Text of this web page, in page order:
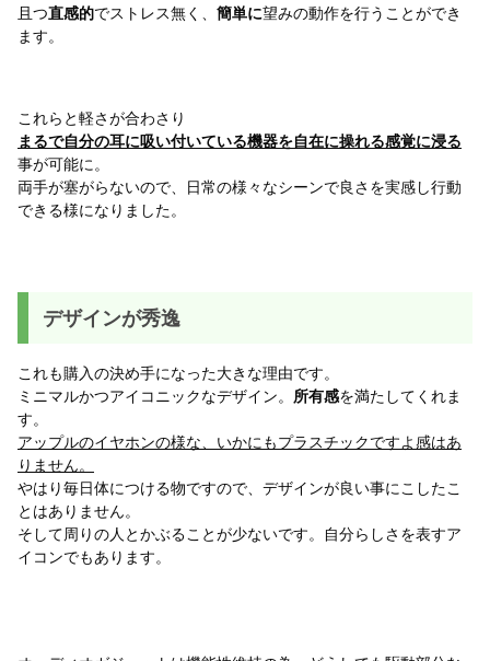
且つ直感的でストレス無く、 簡単に望みの動作を行うことができ
ます。
これらと軽さが合わさり
まるで自分の耳に吸い付いている機器を自在に操れる感覚に浸る
事が可能に。
両手が塞がらないので、日常の様々なシーンで良さを実感し行動
できる様になりました。
デザインが秀逸
これも購入の決め手になった大きな理由です。
ミニマルかつアイコニックなデザイン。 所有感を満たしてくれま
す。
アップルのイヤホンの様な、いかにもプラスチックですよ感はあ
りません。
やはり毎日体につける物ですので、デザインが良い事にこしたこ
とはありません。
そして周りの人とかぶることが少ないです。自分らしさを表すア
イコンでもあります。